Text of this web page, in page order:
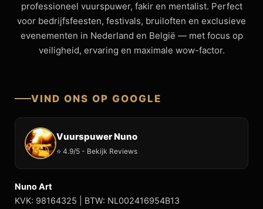
professioneel vuurspuwer, fakir en mentalist. Perfect
voor bedrijfsfeesten, festivals, bruiloften en exclusieve
evenementen in Nederland en België — met focus op
veiligheid, ervaring en maximale wow-factor.
VIND ONS OP GOOGLE
Vuurspuwer Nuno
⭐ 4.9/5 - Bekijk Reviews
Nuno Art
KVK: 98164325 | BTW: NL002416954B13